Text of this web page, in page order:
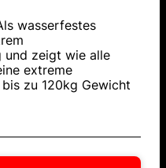
wasserfestes
und zeigt wie alle
extreme
zu 120kg Gewicht